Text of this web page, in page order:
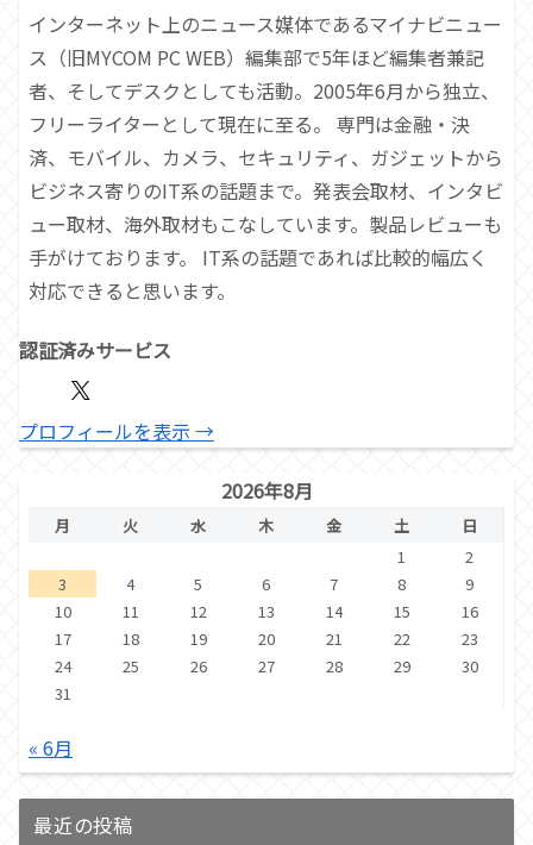
インターネット上のニュース媒体であるマイナビニュー
ス（旧MYCOM PC WEB）編集部で5年ほど編集者兼記
者、そしてデスクとしても活動。2005年6月から独立、
フリーライターとして現在に至る。 専門は金融・決
済、モバイル、カメラ、セキュリティ、ガジェットから
ビジネス寄りのIT系の話題まで。発表会取材、インタビ
ュー取材、海外取材もこなしています。製品レビューも
手がけております。 IT系の話題であれば比較的幅広く
対応できると思います。
認証済みサービス
プロフィールを表示 →
2026年8月
月 火 水 木 金 土
日
1
2
3
4 5 6 7 8
9
10
11 12 13 14 15
16
17
18 19 20 21 22
23
24
25 26 27 28 29
30
31
« 6月
最近の投稿